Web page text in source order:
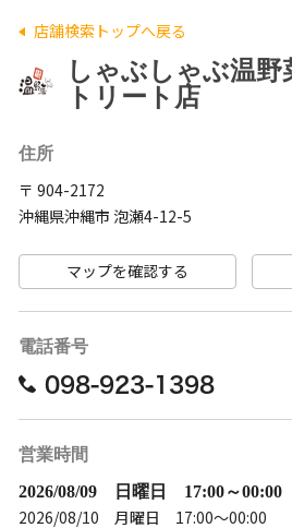
店舗検索トップへ戻る
しゃぶしゃぶ温野
トリート店
住所
〒 904-2172
沖縄県沖縄市 泡瀬4-12-5
マップを確認する
電話番号
098-923-1398
営業時間
2026/08/09 日曜日 17:00～00:00
2026/08/10 月曜日 17:00～00:00